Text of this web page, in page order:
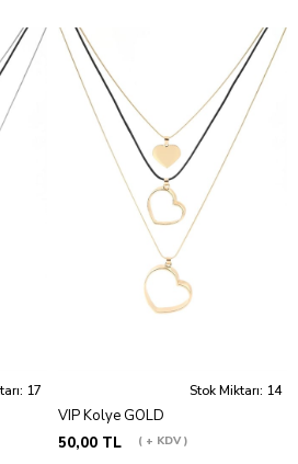
17 Stok Miktarı: 14
VIP Kolye GOLD
50,00 TL
+ KDV